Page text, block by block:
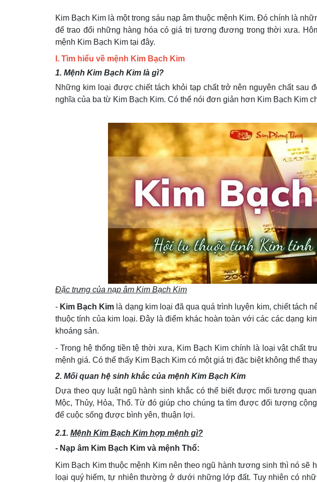
Kim Bạch Kim là một trong sáu nạp âm thuộc mệnh Kim. Đó chính là
để trao đổi những hàng hóa có giá trị tương đương trong thời xưa.
mệnh Kim Bạch Kim tại đây.
I. Tìm hiểu về mệnh Kim Bạch Kim
1. Mệnh Kim Bạch Kim là gì?
Những kim loại được chiết tách khỏi tạp chất trở nên nguyên chất sau
nghĩa của ba từ Kim Bạch Kim. Có thể nói đơn giản hơn Kim Bạch Kim
Đặc trưng của nạp âm Kim Bạch Kim
- Kim Bạch Kim là dạng kim loại đã qua quá trình luyện kim, chiết tách
thuộc tính của kim loại. Đây là điểm khác hoàn toàn với các các dạng
khoáng sản.
- Trong hệ thống tiền tệ thời xưa, Kim Bạch Kim chính là loại vật chất
mệnh giá. Có thể thấy Kim Bạch Kim có một giá trị đặc biệt không thể
2. Mối quan hệ sinh khắc của mệnh Kim Bạch Kim
Dựa theo quy luật ngũ hành sinh khắc có thể biết được mối tương
Mộc, Thủy, Hỏa, Thổ. Từ đó giúp cho chúng ta tìm được đối tượng
để cuộc sống được bình yên, thuận lợi.
2.1. Mệnh Kim Bạch Kim hợp mệnh gì?
- Nạp âm Kim Bạch Kim và mệnh Thổ:
Kim Bạch Kim thuộc mệnh Kim nên theo ngũ hành tương sinh thì nó sẽ
loại quý hiếm, tự nhiên thường ở dưới những lớp đất. Tuy nhiên có